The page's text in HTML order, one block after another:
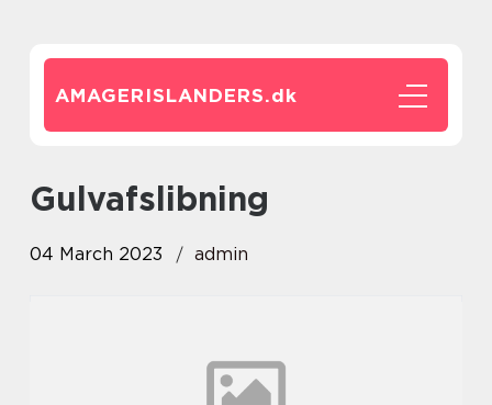
AMAGERISLANDERS.dk
gulvafslibning
04 March 2023 admin